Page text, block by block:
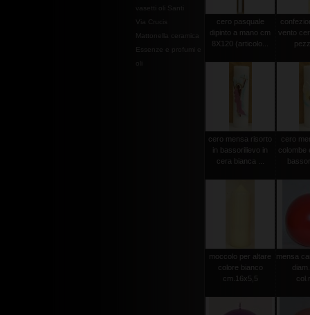
Mattonella ceramica
Essenze e profumi e
cero pasquale
dipinto a mano cm
8X120 (articolo...
vento
cero mensa risorto
in bassorilievo in
cera bianca ...
cero
colombe
moccolo per altare
colore bianco
cm.16x5,5
mensa